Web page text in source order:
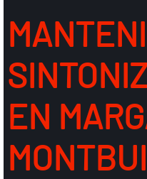
EN
MONTBUI